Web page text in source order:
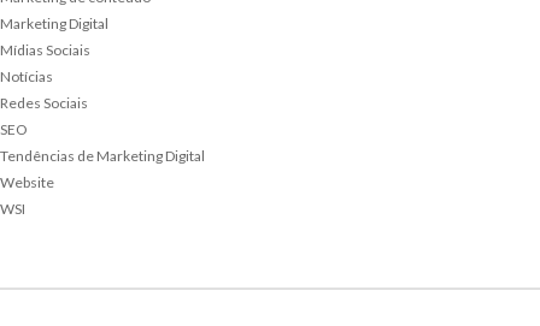
Marketing Digital
Mídias Sociais
Notícias
Redes Sociais
SEO
Tendências de Marketing Digital
Website
WSI